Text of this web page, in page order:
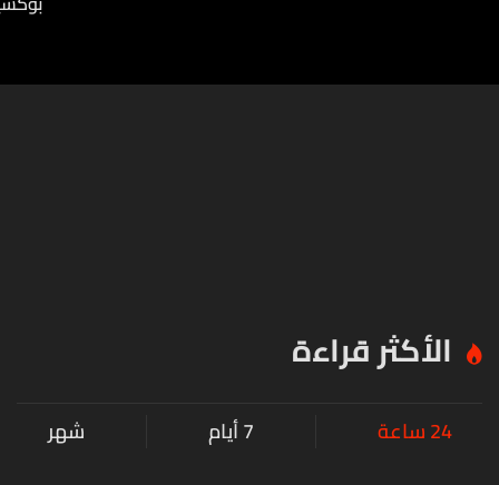
الأكثر قراءة
24 ساعة 7 أيام شهر